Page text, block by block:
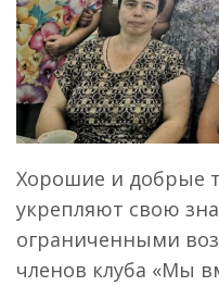
Хорошие и добрые
укрепляют свою
ограниченными
членов клуба «Мы